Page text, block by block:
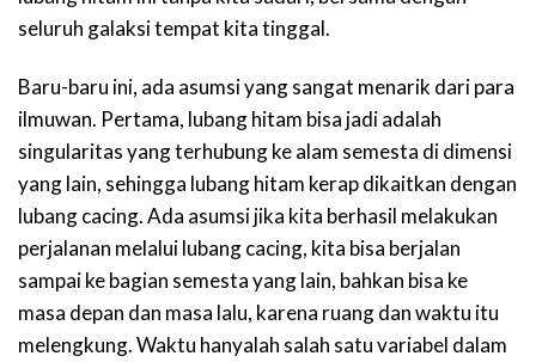
seluruh galaksi tempat kita tinggal.
Baru-baru ini, ada asumsi yang sangat menarik dari para
ilmuwan. Pertama, lubang hitam bisa jadi adalah
singularitas yang terhubung ke alam semesta di dimensi
yang lain, sehingga lubang hitam kerap dikaitkan dengan
lubang cacing. Ada asumsi jika kita berhasil melakukan
perjalanan melalui lubang cacing, kita bisa berjalan
sampai ke bagian semesta yang lain, bahkan bisa ke
masa depan dan masa lalu, karena ruang dan waktu itu
melengkung. Waktu hanyalah salah satu variabel dalam